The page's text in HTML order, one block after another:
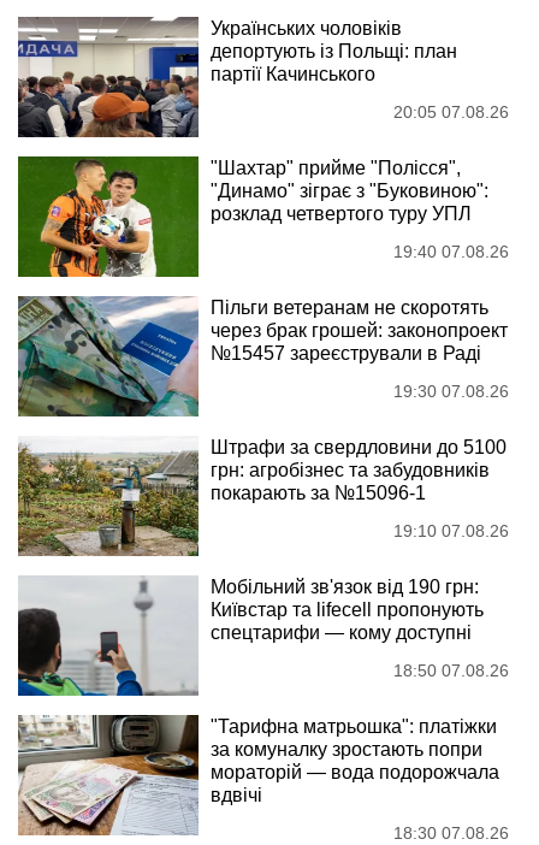
Українських чоловіків
депортують із Польщі: план
партії Качинського
20:05 07.08.26
"Шахтар" прийме "Полісся",
"Динамо" зіграє з "Буковиною":
розклад четвертого туру УПЛ
19:40 07.08.26
Пільги ветеранам не скоротять
через брак грошей: законопроект
№15457 зареєстрували в Раді
19:30 07.08.26
Штрафи за свердловини до 5100
грн: агробізнес та забудовників
покарають за №15096-1
19:10 07.08.26
Мобільний зв'язок від 190 грн:
Київстар та lifecell пропонують
спецтарифи — кому доступні
18:50 07.08.26
"Тарифна матрьошка": платіжки
за комуналку зростають попри
мораторій — вода подорожчала
вдвічі
18:30 07.08.26